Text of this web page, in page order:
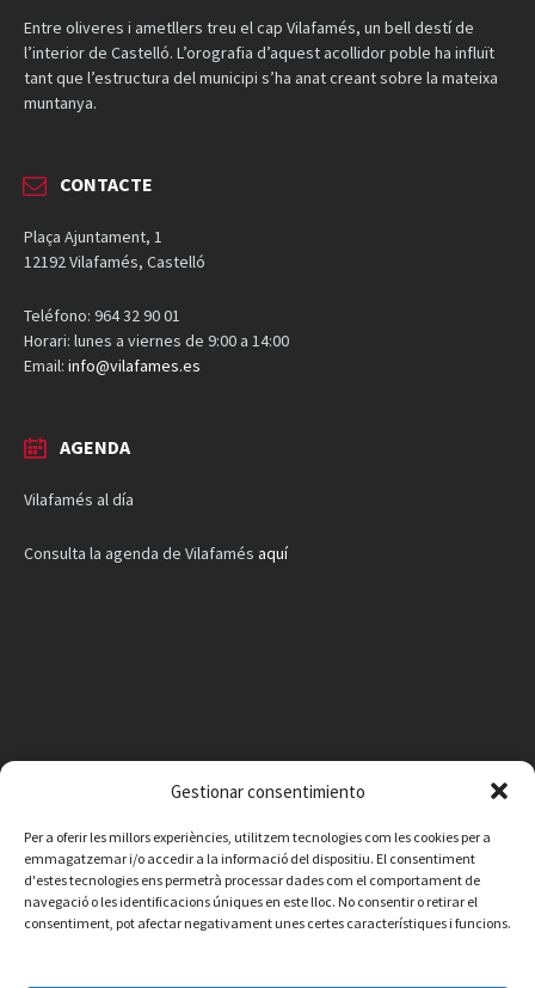
Gestionar consentimiento
Per a oferir les millors experiències, utilitzem tecnologies com les cookies per a
emmagatzemar i/o accedir a la informació del dispositiu. El consentiment
d'estes tecnologies ens permetrà processar dades com el comportament de
navegació o les identificacions úniques en este lloc. No consentir o retirar el
consentiment, pot afectar negativament unes certes característiques i funcions.
Entre oliveres i ametllers treu el cap Vilafamés, un bell destí de
l’interior de Castelló. L’orografia d’aquest acollidor poble ha influït
tant que l’estructura del municipi s’ha anat creant sobre la mateixa
muntanya.
CONTACTE
Plaça Ajuntament, 1
12192 Vilafamés, Castelló
Teléfono: 964 32 90 01
Horari: lunes a viernes de 9:00 a 14:00
Email: info@vilafames.es
AGENDA
Vilafamés al día
Consulta la agenda de Vilafamés aquí